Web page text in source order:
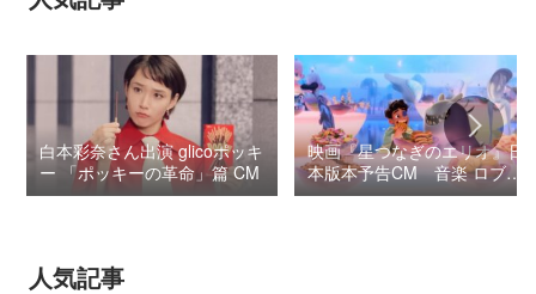
白本彩奈さん出演 glicoポッキ
ー 「ポッキーの革命」篇 CM
映画『星つなぎのエリオ』日
本版本予告CM 音楽 ロブ・
シモンセン /
人気記事